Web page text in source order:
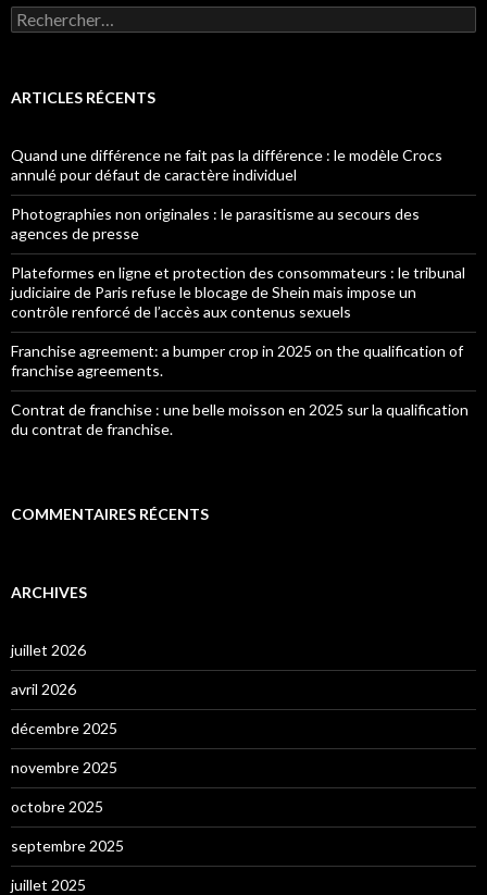
Rechercher :
ARTICLES RÉCENTS
Quand une différence ne fait pas la différence : le modèle Crocs
annulé pour défaut de caractère individuel
Photographies non originales : le parasitisme au secours des
agences de presse
Plateformes en ligne et protection des consommateurs : le tribunal
judiciaire de Paris refuse le blocage de Shein mais impose un
contrôle renforcé de l’accès aux contenus sexuels
Franchise agreement: a bumper crop in 2025 on the qualification of
franchise agreements.
Contrat de franchise : une belle moisson en 2025 sur la qualification
du contrat de franchise.
COMMENTAIRES RÉCENTS
ARCHIVES
juillet 2026
avril 2026
décembre 2025
novembre 2025
octobre 2025
septembre 2025
juillet 2025